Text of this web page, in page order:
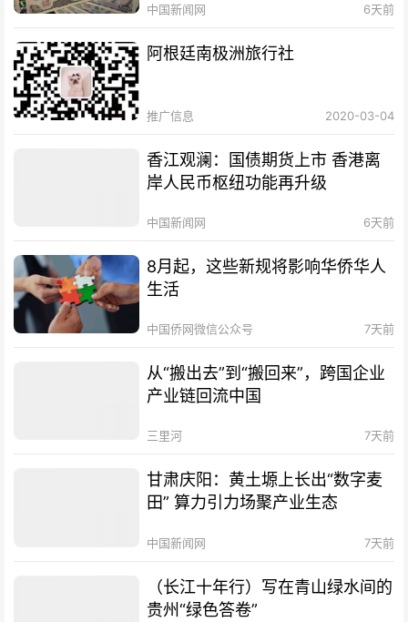
中国新闻网 6天前
阿根廷南极洲旅行社
推广信息 2020-03-04
香江观澜：国债期货上市 香港离
岸人民币枢纽功能再升级
中国新闻网 6天前
8月起，这些新规将影响华侨华人
生活
中国侨网微信公众号 7天前
从“搬出去”到“搬回来”，跨国企业
产业链回流中国
三里河 7天前
甘肃庆阳：黄土塬上长出“数字麦
田” 算力引力场聚产业生态
中国新闻网 7天前
（长江十年行）写在青山绿水间的
贵州“绿色答卷”